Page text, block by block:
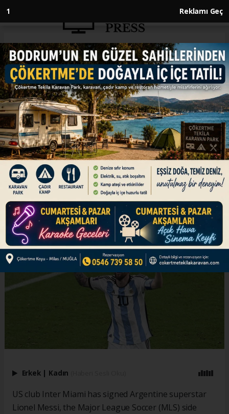
Anasayfa ENGLISH
US club Inter Miami signs
Argentine superstar Messi
ENGLISH
16.07.2023 - 14:07, Güncelleme: 16.07.2023 - 14:07
36-year-old to stay with Major League Soccer
side through 2025
ABONE OL
Erkek | Kadın
US club Inter Miami has signed Argentine superstar
Lionel Messi, the Major League Soccer (MLS) side